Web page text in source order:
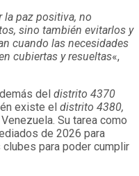
la paz positiva, no
sino también evitarlos y
cuando las necesidades
cubiertas y resueltas«,
del distrito 4370
existe el distrito 4380,
Su tarea como
de 2026 para
para poder cumplir